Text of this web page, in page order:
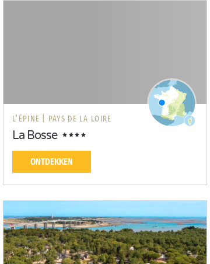
L’ÉPINE | PAYS DE LA LOIRE
La Bosse
ONTDEKKEN